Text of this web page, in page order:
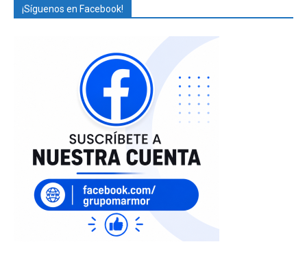
¡Síguenos en Facebook!